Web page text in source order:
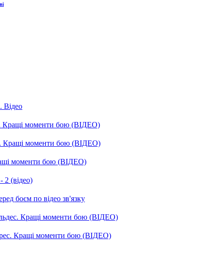
Відео
Кращі моменти бою (ВІДЕО)
Кращі моменти бою (ВІДЕО)
моменти бою (ВІДЕО)
2 (відео)
боєм по відео зв'язку
Кращі моменти бою (ВІДЕО)
Кращі моменти бою (ВІДЕО)